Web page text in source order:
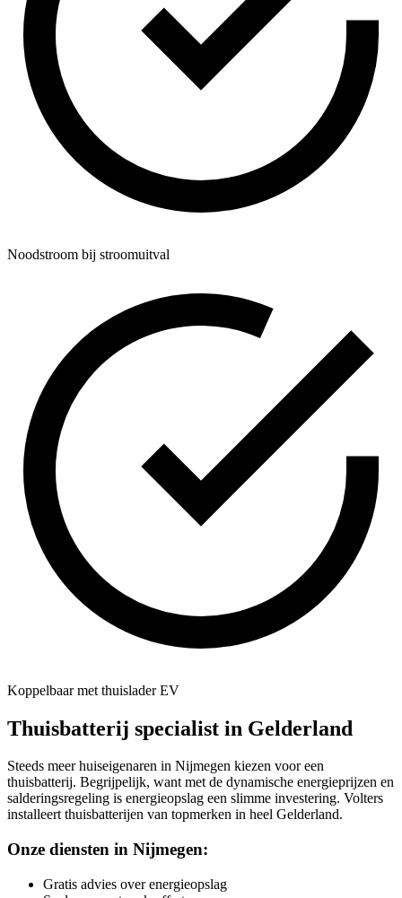
Noodstroom bij stroomuitval
Koppelbaar met thuislader EV
Thuisbatterij specialist in Gelderland
Steeds meer huiseigenaren in Nijmegen kiezen voor een
thuisbatterij. Begrijpelijk, want met de dynamische energieprijzen en
salderingsregeling is energieopslag een slimme investering. Volters
installeert thuisbatterijen van topmerken in heel Gelderland.
Onze diensten in Nijmegen:
Gratis advies over energieopslag